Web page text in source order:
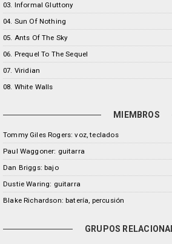
03. Informal Gluttony
04. Sun Of Nothing
05. Ants Of The Sky
06. Prequel To The Sequel
07. Viridian
08. White Walls
MIEMBROS
Tommy Giles Rogers: voz, teclados
Paul Waggoner: guitarra
Dan Briggs: bajo
Dustie Waring: guitarra
Blake Richardson: batería, percusión
GRUPOS